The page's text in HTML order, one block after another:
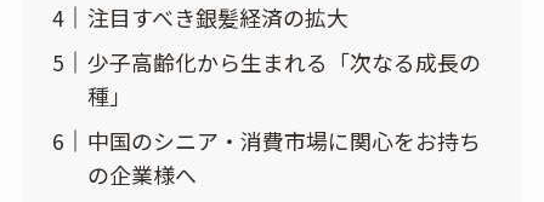
注目すべき銀髪経済の拡大
少子高齢化から生まれる「次なる成長の
種」
中国のシニア・消費市場に関心をお持ち
の企業様へ